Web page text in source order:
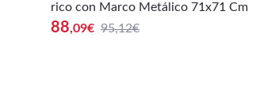
rico con Marco Metálico 71x71 Cm
88,09€ 95,12€